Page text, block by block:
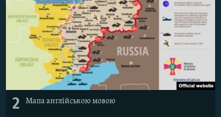
2 Мапа англійською мовою